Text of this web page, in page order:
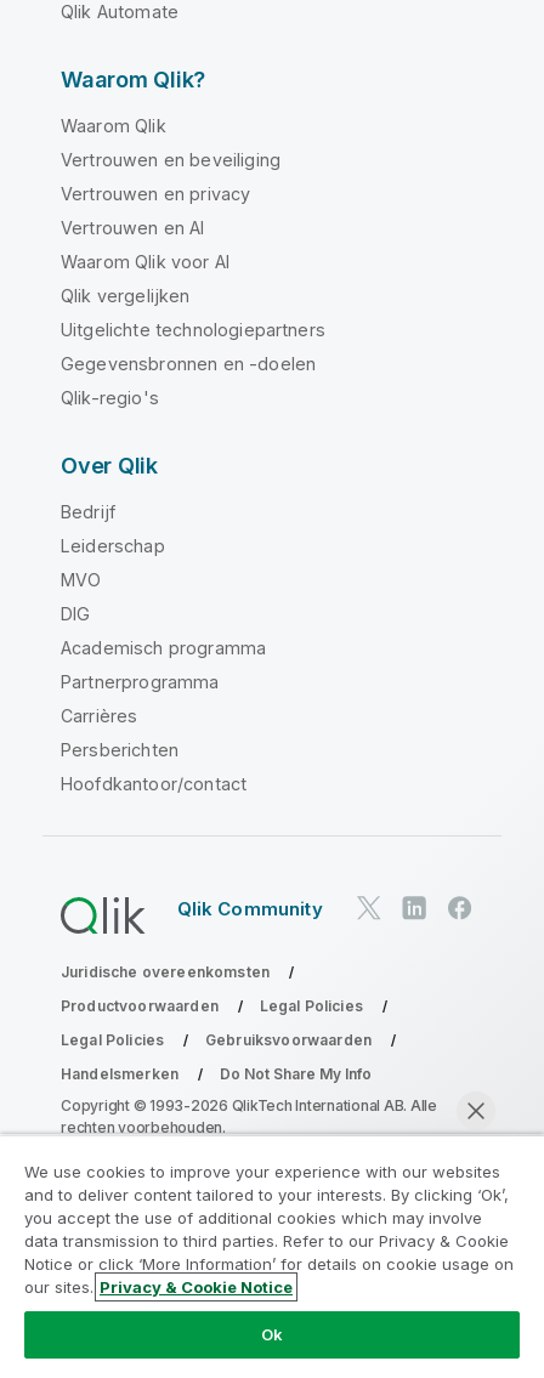
Qlik Automate
Waarom Qlik?
Waarom Qlik
Vertrouwen en beveiliging
Vertrouwen en privacy
Vertrouwen en AI
Waarom Qlik voor AI
Qlik vergelijken
Uitgelichte technologiepartners
Gegevensbronnen en -doelen
Qlik-regio's
Over Qlik
Bedrijf
Leiderschap
MVO
DIG
Academisch programma
Partnerprogramma
Carrières
Persberichten
Hoofdkantoor/contact
Qlik Community
Juridische overeenkomsten
Productvoorwaarden
Legal Policies
Legal Policies
Gebruiksvoorwaarden
Handelsmerken
Do Not Share My Info
Copyright © 1993-2026 QlikTech International AB. Alle
rechten voorbehouden.
Neem deel aan het Analytics
Modernization Program
Moderniseer zonder uw waardevolle QlikView-apps op
het spel te zetten met het Analytics Modernization
Program.
We use cookies to improve your experience with our websites
and to deliver content tailored to your interests. By clicking ‘Ok’,
you accept the use of additional cookies which may involve
data transmission to third parties. Refer to our Privacy & Cookie
Notice or click ‘More Information’ for details on cookie usage on
our sites. Privacy & Cookie Notice
Ok